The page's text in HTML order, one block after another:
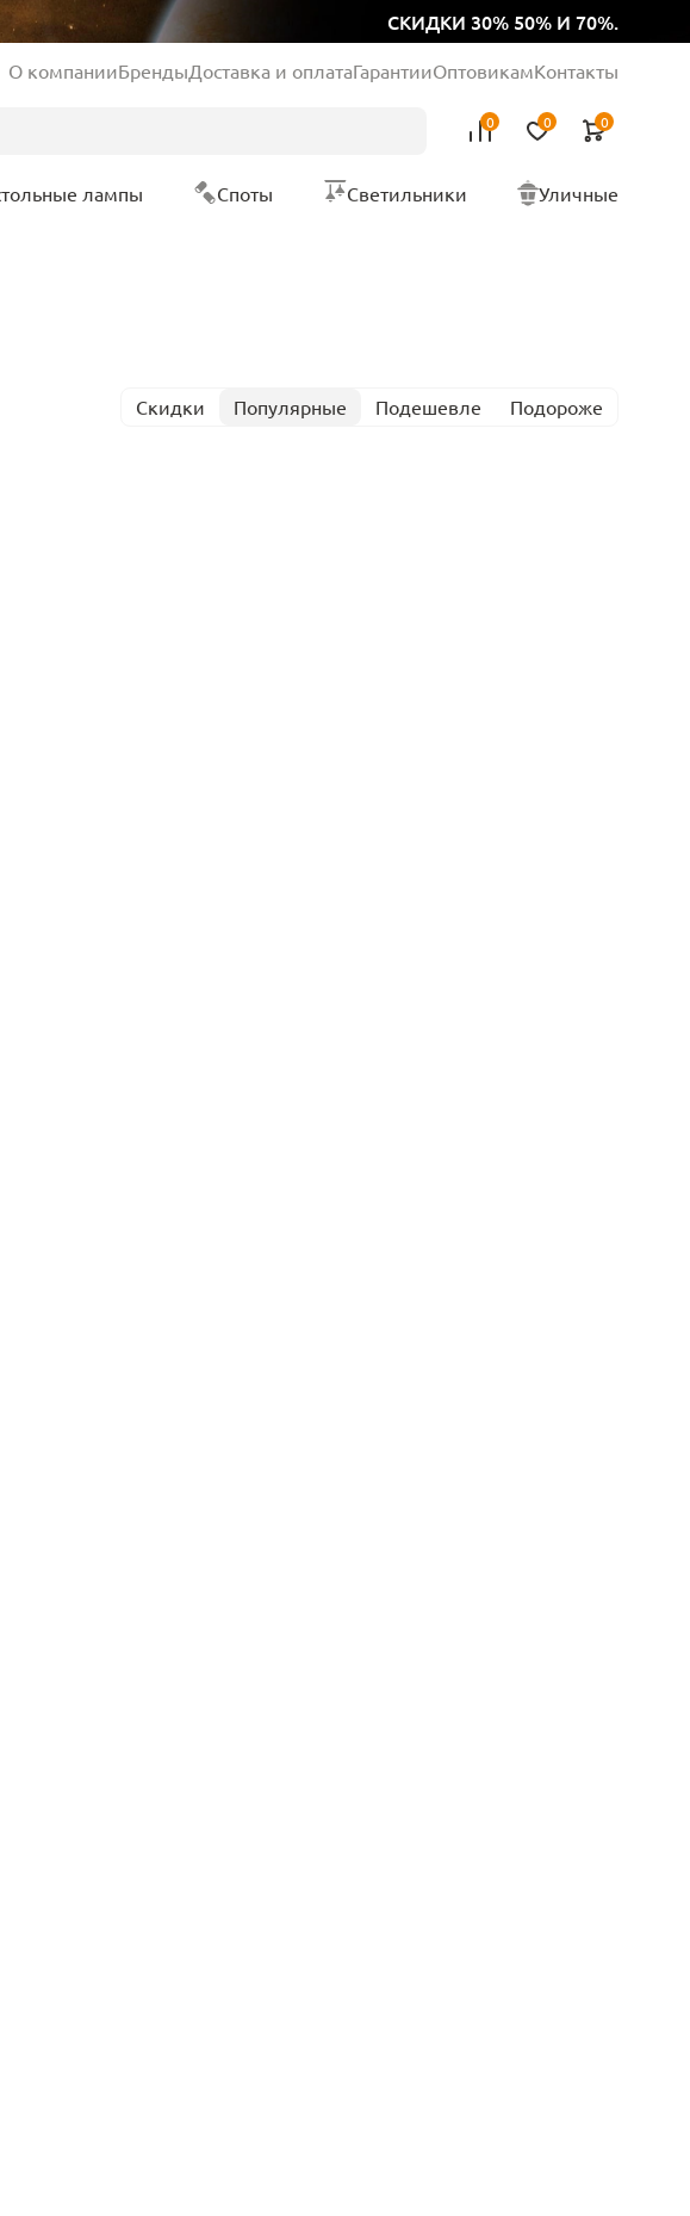
СКИДКИ 30% 50% И 70%.
О компанииБрендыДоставка и оплатаГарантииОптовикамКонтакты
0 0 0
лампы Споты Светильники Уличные
Скидки Популярные Подешевле Подороже